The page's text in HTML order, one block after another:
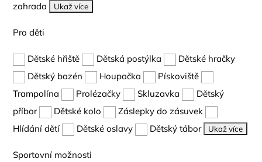
zahrada
Ukaž více
Pro děti
Dětské hřiště Dětská postýlka
Dětské hračky
Dětský bazén
Houpačka
Pískoviště
Trampolína
Prolézačky Skluzavka
Dětský
příbor
Dětské kolo
Záslepky do zásuvek
Hlídání dětí
Dětské oslavy Dětský tábor Ukaž více
Sportovní možnosti